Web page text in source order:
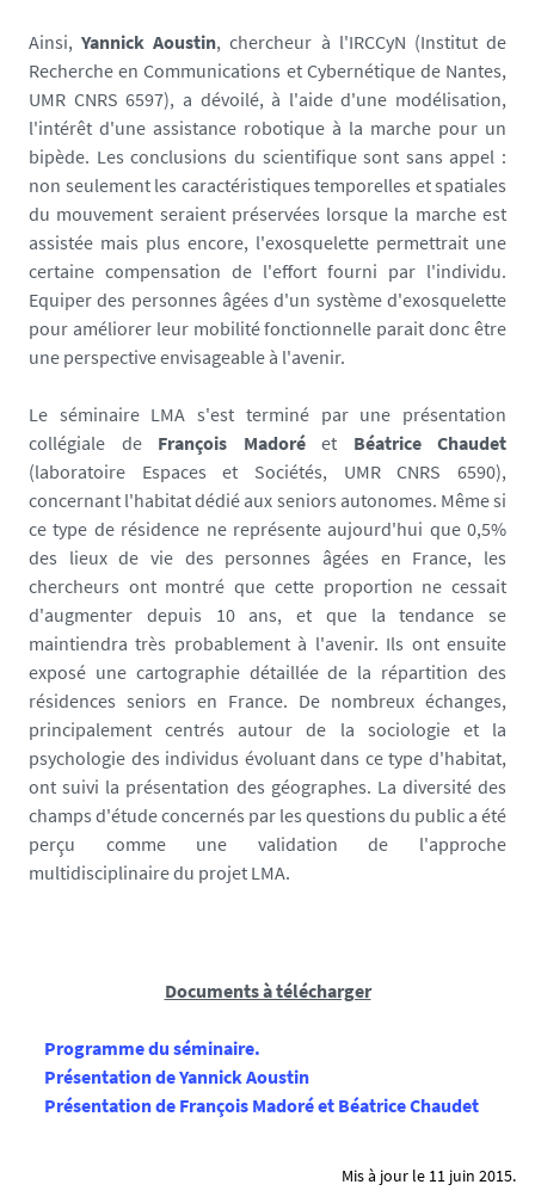
/
m
e
d
i
a
s
/
p
h
o
t
/
s
l
i
d
e
_
s
h
o
w
_
s
e
m
i
n
Ainsi,Yannick Aoustin, chercheur à l'IRCCyN (Institut de
Recherche en Communications et Cybernétique de Nantes,
UMR CNRS 6597), a dévoilé, à l'aide d'une modélisation,
l'intérêt d'une assistance robotique à la marche pour un
bipède. Les conclusions du scientifique sont sans appel :
non seulement les caractéristiques temporelles et spatiales
du mouvement seraient préservées lorsque la marche est
assistée mais plus encore, l'exosquelette permettrait une
certaine compensation de l'effort fourni par l'individu.
Equiper des personnes âgées d'un système d'exosquelette
pour améliorer leur mobilité fonctionnelle parait donc être
une perspective envisageable à l'avenir.
Le séminaire LMA s'est terminé par une présentation
collégiale de François Madoréet Béatrice Chaudet
(laboratoire Espaces et Sociétés, UMR CNRS 6590),
concernant l'habitat dédié aux seniors autonomes. Même si
ce type de résidence ne représente aujourd'hui que 0,5%
des lieux de vie des personnes âgées en France, les
chercheurs ont montré que cette proportion ne cessait
d'augmenter depuis 10 ans, et que la tendance se
maintiendra très probablement à l'avenir. Ils ont ensuite
exposé une cartographie détaillée de la répartition des
résidences seniors en France. De nombreux échanges,
principalement centrés autour de la sociologie et la
psychologie des individus évoluant dans ce type d'habitat,
ont suivi la présentation des géographes. La diversité des
champs d'étude concernés par les questions du public a été
perçu comme une validation de l'approche
multidisciplinaire du projet LMA.
Documents à télécharger
Programme du séminaire.
Présentation de Yannick Aoustin
Présentation de François Madoré et Béatrice Chaudet
Mis à jour le 11 juin 2015.